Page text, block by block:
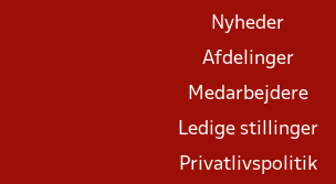
Nyheder
Afdelinger
Medarbejdere
Ledige stillinger
Privatlivspolitik